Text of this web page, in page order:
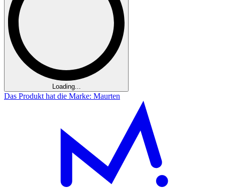
Loading...
Das Produkt hat die Marke: Maurten